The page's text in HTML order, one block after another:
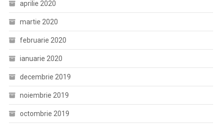
aprilie 2020
martie 2020
februarie 2020
ianuarie 2020
decembrie 2019
noiembrie 2019
octombrie 2019